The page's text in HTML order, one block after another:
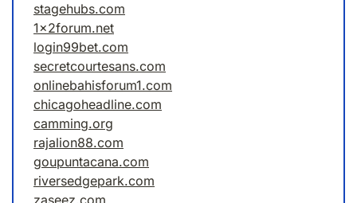
stagehubs.com
1x2forum.net
login99bet.com
secretcourtesans.com
onlinebahisforum1.com
chicagoheadline.com
camming.org
rajalion88.com
goupuntacana.com
riversedgepark.com